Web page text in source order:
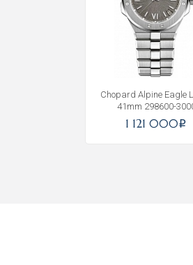
Chopard Alpine Eagle
41mm 298600-
1 121 000i
Получать